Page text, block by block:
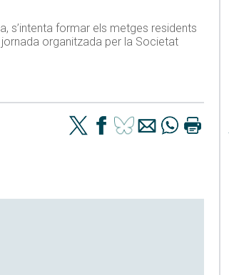
s’intenta formar els metges residents
organitzada per la Societat